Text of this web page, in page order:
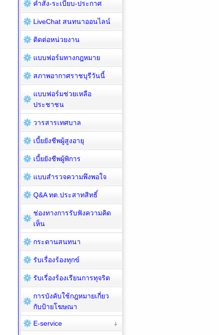
คำสั่ง-ระเบียบ-ประกาศ
LiveChat สนทนาออนไลน์
ติดต่อหน่วยงาน
แบบฟอร์มทางกฎหมาย
สภาพอากาศราชบุรีวันนี้
แบบฟอร์มช่วยเหลือ
ประชาชน
วารสารเทศบาล
เบี้ยยังชีพผู้สูงอายุ
เบี้ยยังชีพผู้พิการ
แบบสำรวจความพึงพอใจ
Q&A ทต.ประสาทสิทธิ์
ช่องทางการรับฟังความคิด
เห็น
กระดานสนทนา
รับเรื่องร้องทุกข์
รับเรี่องร้องเรียนการทุจริต
การบังคับใช้กฎหมายเกี่ยว
กับป้ายโฆษณา
E-service